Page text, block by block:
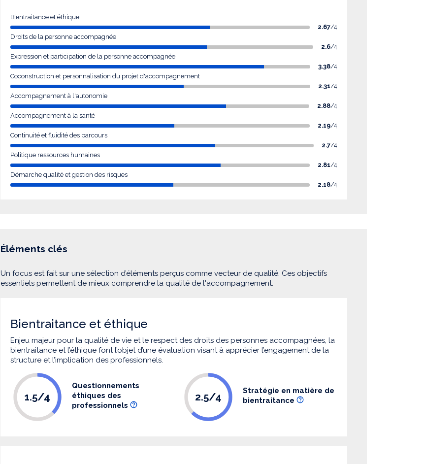
Bientraitance et éthique
2.67/4
Droits de la personne accompagnée
2.6/4
Expression et participation de la personne accompagnée
3.38/4
Coconstruction et personnalisation du projet d'accompagnement
2.31/4
Accompagnement à l'autonomie
2.88/4
Accompagnement à la santé
2.19/4
Continuité et fluidité des parcours
2.7/4
Politique ressources humaines
2.81/4
Démarche qualité et gestion des risques
2.18/4
Éléments clés
Un focus est fait sur une sélection d’éléments perçus comme vecteur de qualité. Ces objectifs
essentiels permettent de mieux comprendre la qualité de l'accompagnement.
Bientraitance et éthique
Enjeu majeur pour la qualité de vie et le respect des droits des personnes accompagnées, la
bientraitance et l’éthique font l’objet d’une évaluation visant à apprécier l’engagement de la
structure et l’implication des professionnels.
1.5/4
Questionnements
éthiques des
professionnels
2.5/4
Stratégie en matière de
bientraitance